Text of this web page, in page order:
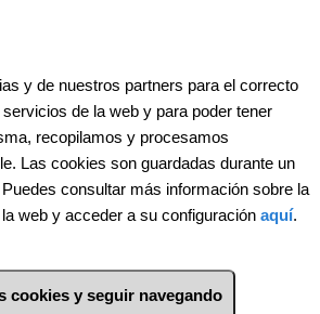
futuro
y de nuestros partners para el correcto
de la web y para poder tener
recopilamos y procesamos
Las cookies son guardadas durante un
consultar más información sobre la
web y acceder a su configuración aquí.
cookies y seguir navegando